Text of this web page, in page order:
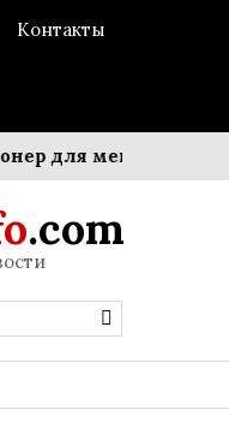
Контакты
мегаполиса:
.com